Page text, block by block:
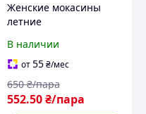
Женские мокасины
летние
слипоны из
качественной экокожи
дышащие балетки на
широкую ногу легкие
Белые
В наличии
от55₴/мес
552.50₴/пара
650 ₴/пара